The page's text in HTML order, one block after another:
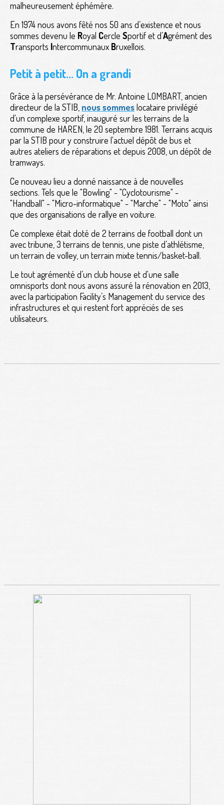
malheureusement éphémère.
En 1974 nous avons fêté nos 50 ans d’existence et nous
sommes devenu le Royal Cercle Sportif et d’Agrément des
Transports Intercommunaux Bruxellois.
Petit à petit... On a grandi
Grâce à la persévérance de Mr. Antoine LOMBART, ancien
directeur de la STIB, nous sommeslocataire privilégié
d'un complexe sportif, inauguré sur les terrains de la
commune de HAREN, le 20 septembre 1981. Terrains acquis
par la STIB pour y construire l'actuel dépôt de bus et
autres ateliers de réparations et depuis 2008, un dépôt de
tramways.
Ce nouveau lieu a donné naissance à de nouvelles
sections. Tels que le "Bowling" - "Cyclotourisme" -
"Handball" - "Micro-informatique" - "Marche" - "Moto" ainsi
que des organisations de rallye en voiture.
Ce complexe était doté de 2 terrains de football dont un
avec tribune, 3 terrains de tennis, une piste d’athlétisme,
un terrain de volley, un terrain mixte tennis/basket-ball.
Le tout agrémenté d’un club house et d'une salle
omnisports dont nous avons assuré la rénovation en 2013,
avec la participation Facility’s Management du service des
infrastructures et qui restent fort appréciés de ses
utilisateurs.